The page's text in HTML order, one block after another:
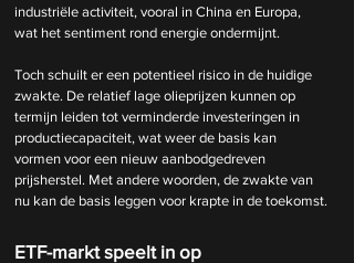
industriële activiteit, vooral in China en Europa,
wat het sentiment rond energie ondermijnt.
Toch schuilt er een potentieel risico in de huidige
zwakte. De relatief lage olieprijzen kunnen op
termijn leiden tot verminderde investeringen in
productiecapaciteit, wat weer de basis kan
vormen voor een nieuw aanbodgedreven
prijsherstel. Met andere woorden, de zwakte van
nu kan de basis leggen voor krapte in de toekomst.
ETF-markt speelt in op